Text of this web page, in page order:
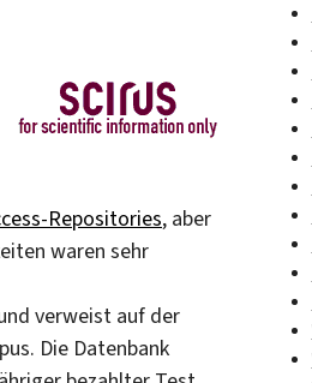
Repositories, aber
waren sehr
verweist auf der
Die Datenbank